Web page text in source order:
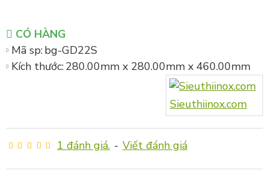
CÓ HÀNG
Mã sp:bg-GD22S
Kích thước:280.00mm x 280.00mm x 460.00mm
Sieuthiinox.com
1 đánh giá. - Viết đánh giá